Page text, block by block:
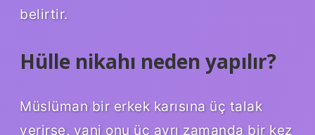
belirtir.
Hülle nikahı neden yapılır?
Müslüman bir erkek karısına üç talak
verirse, yani onu üç ayrı zamanda bir kez